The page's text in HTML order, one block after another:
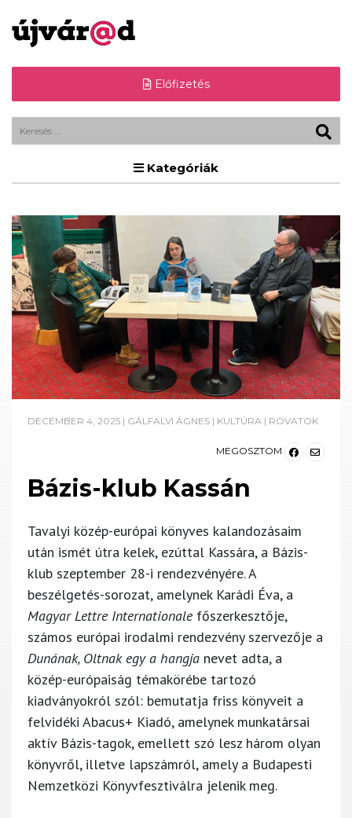
Előfizetés
Kategóriák
DECEMBER 4, 2025 | GÁLFALVI ÁGNES | KULTÚRA | ROVATOK
MEGOSZTOM
Bázis-klub Kassán
Tavalyi közép-európai könyves kalandozásaim
után ismét útra kelek, ezúttal Kassára, a Bázis-
klub szeptember 28-i rendezvényére. A
beszélgetés-sorozat, amelynek Karádi Éva, a
Magyar Lettre Internationale főszerkesztője,
számos európai irodalmi rendezvény szervezője a
Dunának, Oltnak egy a hangja nevet adta, a
közép-európaiság témakörébe tartozó
kiadványokról szól: bemutatja friss könyveit a
felvidéki Abacus+ Kiadó, amelynek munkatársai
aktív Bázis-tagok, emellett szó lesz három olyan
könyvről, illetve lapszámról, amely a Budapesti
Nemzetközi Könyvfesztiválra jelenik meg.